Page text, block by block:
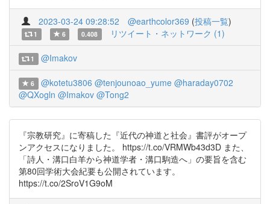
2023-03-24 09:28:52 @earthcolor369 (投稿一覧)
1 6 0.408 リツイート・ネットワーク (1)
1 @Imakov
6 @kotetu3806 @tenjounoao_yume @haraday0702
@QXogln @Imakov @Tong2
『宗教研究』に寄稿した『近代の神道と社会』書評がオープ
ンアクセスになりました。 https://t.co/VRMWb43d3D また、
「詩人・溝口白羊から神道学者・溝口駒造へ」の要旨を含む
第80回学術大会紀要も公開されています。
https://t.co/2SroV1G9oM